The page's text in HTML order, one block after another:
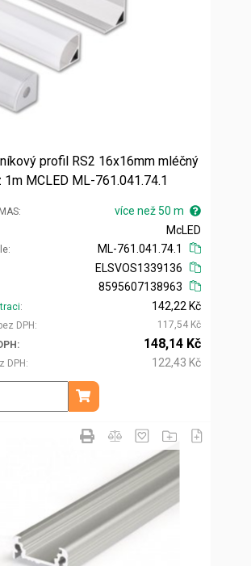
profil RS2 16x16mm mléčný
MCLED ML-761.041.74.1
více než 50 m
McLED
ML-761.041.74.1
ELSVOS1339136
8595607138963
DPH
142,22 Kč
117,54 Kč
DPH
148,14 Kč
122,43 Kč
m
Přidat do košíku